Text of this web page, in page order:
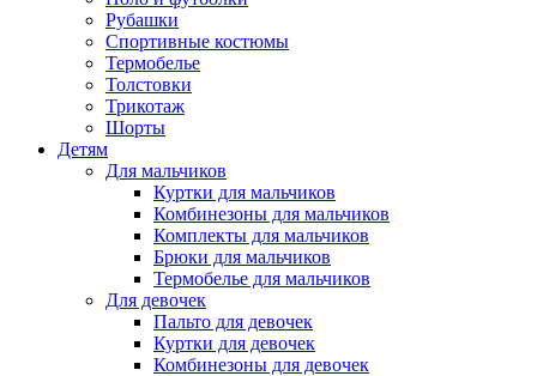
Рубашки
Спортивные костюмы
Термобелье
Толстовки
Трикотаж
Шорты
Детям
Для мальчиков
Куртки для мальчиков
Комбинезоны для мальчиков
Комплекты для мальчиков
Брюки для мальчиков
Термобелье для мальчиков
Для девочек
Пальто для девочек
Куртки для девочек
Комбинезоны для девочек